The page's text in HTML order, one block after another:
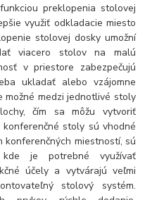
preklopenia stolovej
využiť odkladacie miesto
stolovej dosky umožní
viacero stolov na malú
v priestore zabezpečujú
ukladať alebo vzájomne
možné medzi jednotlivé stoly
čím sa môžu vytvoriť
stoly sú vhodné
miestností, sú
je potrebné využívať
účely a vytvárajú veľmi
stolový systém.